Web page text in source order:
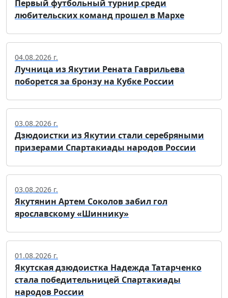
Первый футбольный турнир среди
любительских команд прошел в Мархе
04.08.2026 г.
Лучница из Якутии Рената Гаврильева
поборется за бронзу на Кубке России
03.08.2026 г.
Дзюдоистки из Якутии стали серебряными
призерами Спартакиады народов России
03.08.2026 г.
Якутянин Артем Соколов забил гол
ярославскому «Шиннику»
01.08.2026 г.
Якутская дзюдоистка Надежда Татарченко
стала победительницей Спартакиады
народов России